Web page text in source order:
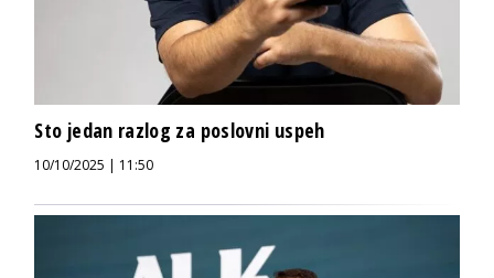
Sto jedan razlog za poslovni uspeh
10/10/2025 | 11:50